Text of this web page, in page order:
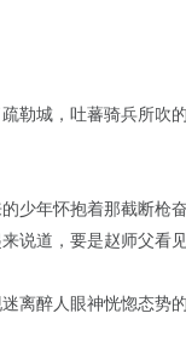
勒城，吐蕃骑兵所吹
少年怀抱着那截断
说道，要是赵师父看
离醉人眼神恍惚态势